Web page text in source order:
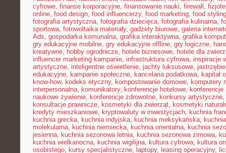
cyfrowe, finanse korporacyjne, finansowanie nauki, firewall ,
online, food design, food influencerzy, food marketing, food styling
fotografia artystyczna, fotografia dziecięca, fotografia kulinarna,
sportowa, fotowoltaika materiały, gadżety biurowe, galeria
Ads, gospodarka komunalna, grafika interaktywna, grafika
gry edukacyjne mobilne, gry edukacyjne offline, gry logiczne,
kreatywne, hobby ogrodnicze, hotele biznesowe, hotele dla
influencer marketing kampanie, infrastruktura cyfrowa, inspiracje
artystyczne, inteligentne oświetlenie, jachty luksusowe,
edukacyjne, kampanie społeczne, kancelaria podatkowa, kapitał
know-how, kodeks etyczny, kompostowanie domowe, komputery
interpersonalna, komunikatory, konferencje hotelowe, konferencje
naukowe żywienie, konferencje zdrowotne, konkursy artystyczne,
konsultacje prawnicze, kosmetyki dla zwierząt, kosmetyki
kredyty mieszkaniowe, kryptowaluty w inwestycjach, kuchnia
kuchnia grecka, kuchnia indyjska, kuchnia meksykańska,
molekularna, kuchnia niemiecka, kuchnia orientalna, kuchnia
jesienna, kuchnia sezonowa letnia, kuchnia sezonowa zimowa,
kuchnia wielkanocna, kuchnia wigilijna, kultura cyfrowa, kultura
osobistego, kursy specjalistyczne, laptopy, leasing operacyjny,